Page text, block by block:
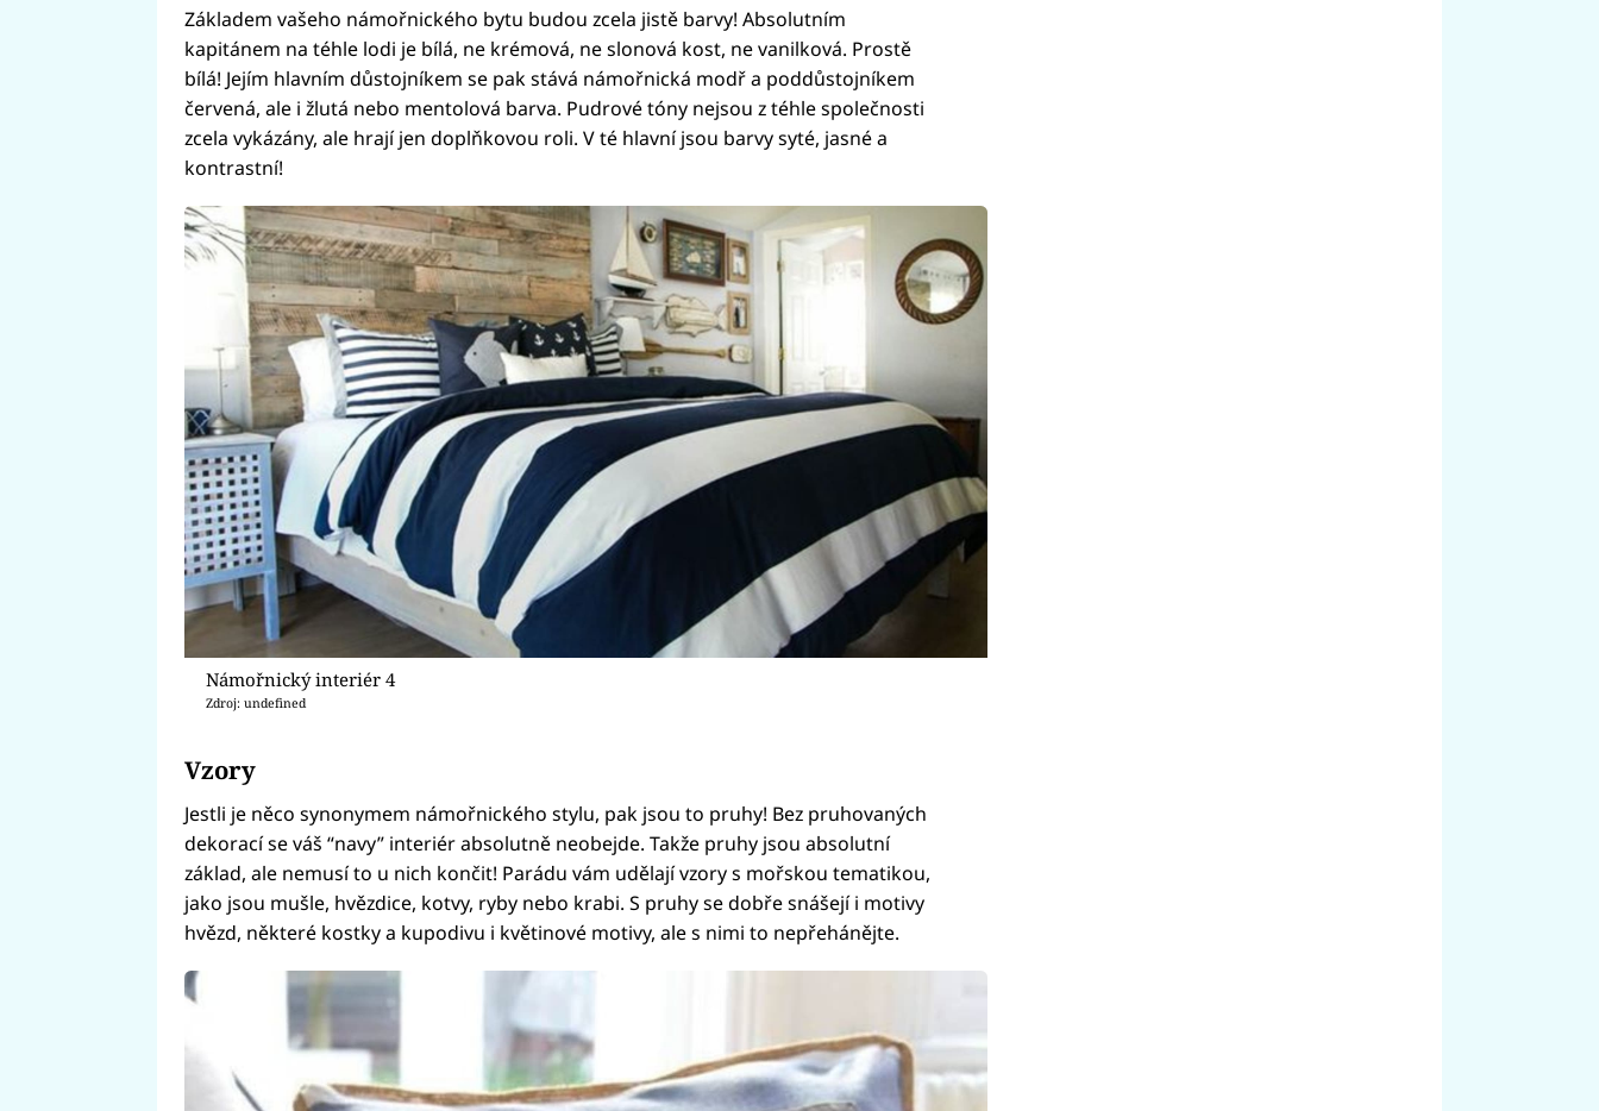
Základem vašeho námořnického bytu budou zcela jistě barvy! Absolutním
kapitánem na téhle lodi je bílá, ne krémová, ne slonová kost, ne vanilková. Prostě
bílá! Jejím hlavním důstojníkem se pak stává námořnická modř a poddůstojníkem
červená, ale i žlutá nebo mentolová barva. Pudrové tóny nejsou z téhle společnosti
zcela vykázány, ale hrají jen doplňkovou roli. V té hlavní jsou barvy syté, jasné a
kontrastní!
Námořnický interiér 4
Zdroj: undefined
Vzory
Jestli je něco synonymem námořnického stylu, pak jsou to pruhy! Bez pruhovaných
dekorací se váš “navy” interiér absolutně neobejde. Takže pruhy jsou absolutní
základ, ale nemusí to u nich končit! Parádu vám udělají vzory s mořskou tematikou,
jako jsou mušle, hvězdice, kotvy, ryby nebo krabi. S pruhy se dobře snášejí i motivy
hvězd, některé kostky a kupodivu i květinové motivy, ale s nimi to nepřehánějte.